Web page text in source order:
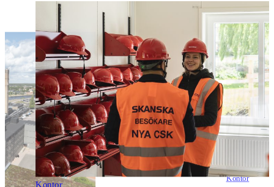
Kontor
Kontor
Polypeptide
Yta:950 kvm
Kund:
Läs mer